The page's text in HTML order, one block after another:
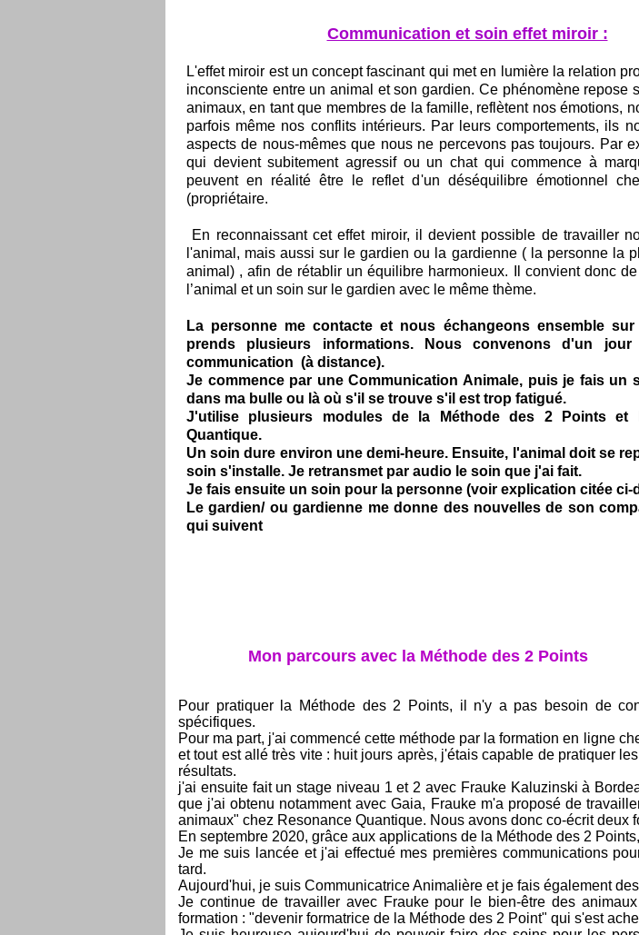
Communication et soin effet miroir :
L'effet miroir est un concept fascinant qui met en lumière la relation
inconsciente entre un animal et son gardien. Ce phénomène repose
animaux, en tant que membres de la famille, reflètent nos émotions,
parfois même nos conflits intérieurs. Par leurs comportements, ils
aspects de nous-mêmes que nous ne percevons pas toujours. Par
qui devient subitement agressif ou un chat qui commence à
peuvent en réalité être le reflet d'un déséquilibre émotionnel
(propriétaire.
En reconnaissant cet effet miroir, il devient possible de travailler
l'animal, mais aussi sur le gardien ou la gardienne ( la personne la
animal) , afin de rétablir un équilibre harmonieux. Il convient donc
l’animal et un soin sur le gardien avec le même thème.
La personne me contacte et nous échangeons ensemble
prends plusieurs informations. Nous convenons d'un
communication (à distance).
Je commence par une Communication Animale, puis je fais un
dans ma bulle ou là où s'il se trouve s'il est trop fatigué.
J'utilise plusieurs modules de la Méthode des 2 Points et
Quantique.
Un soin dure environ une demi-heure. Ensuite, l'animal doit se
soin s'installe. Je retransmet par audio le soin que j'ai fait.
Je fais ensuite un soin pour la personne (voir explication citée ci-
Le gardien/ ou gardienne me donne des nouvelles de son
qui suivent
Mon parcours avec la Méthode des 2 Points
Pour pratiquer la Méthode des 2 Points, il n'y a pas besoin de
spécifiques.
Pour ma part, j'ai commencé cette méthode par la formation en ligne
et tout est allé très vite : huit jours après, j'étais capable de pratiquer
résultats.
j'ai ensuite fait un stage niveau 1 et 2 avec Frauke Kaluzinski à
que j'ai obtenu notamment avec Gaia, Frauke m'a proposé de
animaux" chez Resonance Quantique. Nous avons donc co-écrit deux
En septembre 2020, grâce aux applications de la Méthode des 2
Je me suis lancée et j'ai effectué mes premières communications
tard.
Aujourd'hui, je suis Communicatrice Animalière et je fais également
Je continue de travailler avec Frauke pour le bien-être des
formation : "devenir formatrice de la Méthode des 2 Point" qui s'est